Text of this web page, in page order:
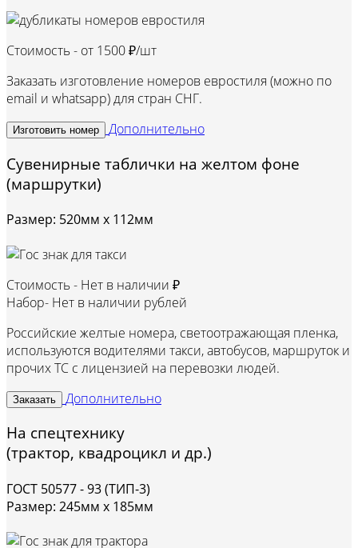
Стоимость - от 1500 ₽/шт
Заказать изготовление номеров евростиля (можно по
email и whatsapp) для стран СНГ.
Изготовить номер Дополнительно
Сувенирные таблички на желтом фоне
(маршрутки)
Размер: 520мм х 112мм
Стоимость - Нет в наличии ₽
Набор- Нет в наличии рублей
Российские желтые номера, светоотражающая пленка,
используются водителями такси, автобусов, маршруток и
прочих ТС с лицензией на перевозки людей.
Заказать Дополнительно
На спецтехнику
(трактор, квадроцикл и др.)
ГОСТ 50577 - 93 (ТИП-3)
Размер: 245мм х 185мм